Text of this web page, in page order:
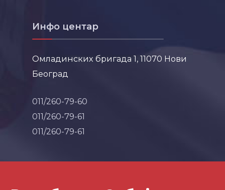
Инфо центар
Омладинских бригада 1, 11070 Нови
Београд
011/260-79-60
011/260-79-61
011/260-79-61